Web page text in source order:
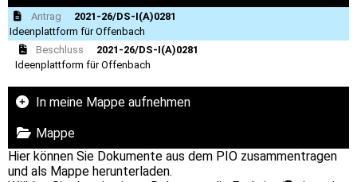
Antrag
2021-26/DS-I(A)0281
Ideenplattform für Offenbach
Beschluss
2021-26/DS-I(A)0281
Ideenplattform für Offenbach
In meine Mappe aufnehmen
Mappe
Hier können Sie Dokumente aus dem PIO zusammentragen
und als Mappe herunterladen.